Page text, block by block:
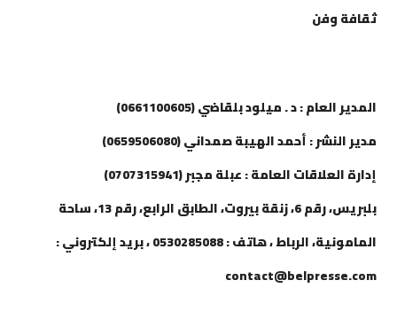
ثقافة وفن
المدير العام : د . ميلود بلقاضي (0661100605)
مدير النشر : أحمد الهيبة صمداني (0659506080)
إدارة العلاقات العامة : عبلة مجبر (0707315941)
بلبريس، رقم 6، زنقة بيروت، الطابق الرابع، رقم 13، ساحة
المامونية، الرباط ، هاتف : 0530285088 ، بريد إلكتروني :
contact@belpresse.com